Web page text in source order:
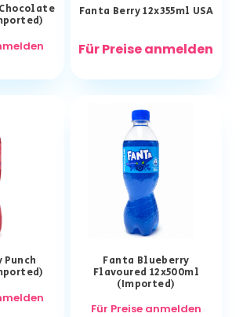
Fanta Berry 12x355ml USA
Für Preise anmelden
Punch Fanta Blueberry
Flavoured 12x500ml
(Imported)
Für Preise anmelden